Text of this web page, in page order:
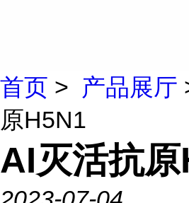
首页 > 产品展厅
原H5N1
AI灭活抗